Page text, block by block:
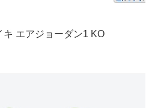
キ エアジョーダン1 KO